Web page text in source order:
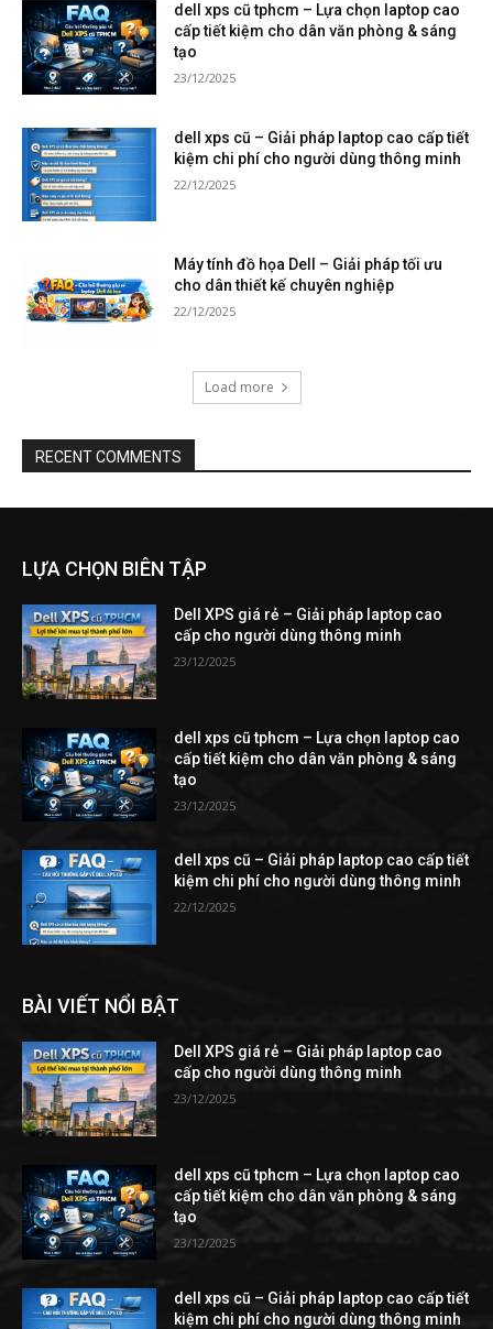
dell xps cũ tphcm – Lựa chọn laptop cao
cấp tiết kiệm cho dân văn phòng & sáng
tạo
23/12/2025
dell xps cũ – Giải pháp laptop cao cấp tiết
kiệm chi phí cho người dùng thông minh
22/12/2025
Máy tính đồ họa Dell – Giải pháp tối ưu
cho dân thiết kế chuyên nghiệp
22/12/2025
Load more
RECENT COMMENTS
LỰA CHỌN BIÊN TẬP
Dell XPS giá rẻ – Giải pháp laptop cao
cấp cho người dùng thông minh
23/12/2025
dell xps cũ tphcm – Lựa chọn laptop cao
cấp tiết kiệm cho dân văn phòng & sáng
tạo
23/12/2025
dell xps cũ – Giải pháp laptop cao cấp tiết
kiệm chi phí cho người dùng thông minh
22/12/2025
BÀI VIẾT NỔI BẬT
Dell XPS giá rẻ – Giải pháp laptop cao
cấp cho người dùng thông minh
23/12/2025
dell xps cũ tphcm – Lựa chọn laptop cao
cấp tiết kiệm cho dân văn phòng & sáng
tạo
23/12/2025
dell xps cũ – Giải pháp laptop cao cấp tiết
kiệm chi phí cho người dùng thông minh